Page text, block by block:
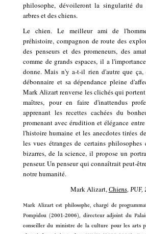
philosophe, dévoilerontla singularité du
arbres et des chiens.
Le chien. Le meilleur ami de
préhistoire, compagnon de route des
des penseurs et des promeneurs, des
comme de grands espaces, il a
donne. Mais n'y a-t-il rien d'autre que ça,
débonnaire et sa dépendance pleine
Mark Alizart renverse les clichés qui
maîtres, pour en faire d'inattendus
apprenant les recettes cachées du
promenant avec érudition et élégance
l'histoire humaine et les anecdotes tirées
les vues étranges de certains
bizarres, de la science, il propose un
penseur. Un penseur qui connaîtrait peut-
notre humanité.
Mark Alizart, Chiens, PUF,
Mark Alizart est philosophe, chargé de
Pompidou (2001-2006), directeur adjoint du
conseiller du ministre de la culture pour les arts